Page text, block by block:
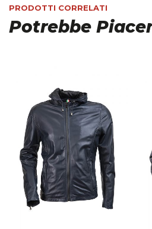
PRODOTTI CORRELATI
Potrebbe